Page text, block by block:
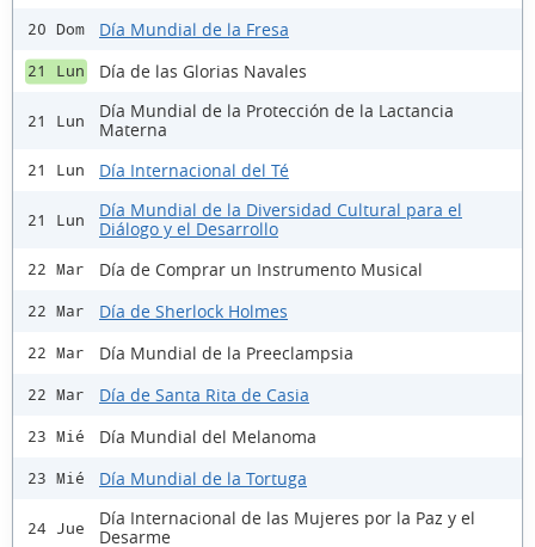
20 Dom Día Mundial de la Fresa
21 Lun Día de las Glorias Navales
21 Lun
Día Mundial de la Protección de la Lactancia
Materna
21 Lun Día Internacional del Té
21 Lun
Día Mundial de la Diversidad Cultural para el
Diálogo y el Desarrollo
22 Mar Día de Comprar un Instrumento Musical
22 Mar Día de Sherlock Holmes
22 Mar Día Mundial de la Preeclampsia
22 Mar Día de Santa Rita de Casia
23 Mié Día Mundial del Melanoma
23 Mié Día Mundial de la Tortuga
24 Jue
Día Internacional de las Mujeres por la Paz y el
Desarme